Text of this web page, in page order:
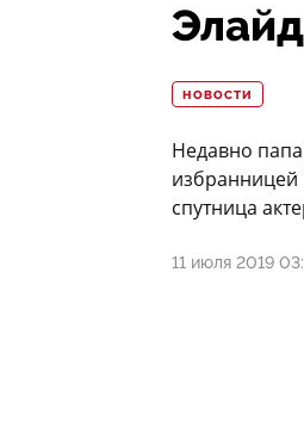
НОВОСТИ
Недавно
избранницей
спутница
11 июля 2019